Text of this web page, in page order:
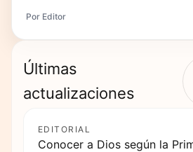
Por Editor
Últimas
actualizaciones
EDITORIAL
Conocer a Dios según la